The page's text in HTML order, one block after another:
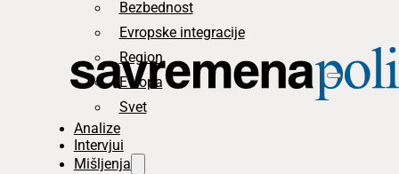
Bezbednost
Evropske integracije
Region
Evropa
Svet
Analize
Intervjui
Mišljenja